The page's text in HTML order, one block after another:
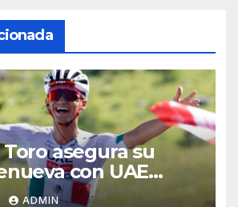
asegura su
con UAE
hasta 2031
ADMIN